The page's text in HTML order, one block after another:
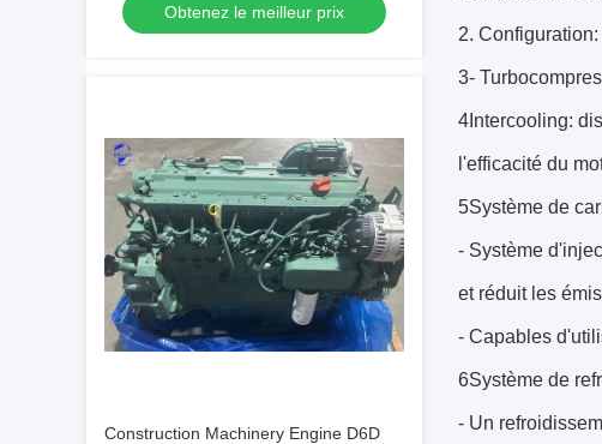
Obtenez le meilleur prix
Construction Machinery Engine D6D
2.
3-
4Intercooling:
l'efficacité du
5Système de
- Système
et réduit les
- Capables
6Système de
- Un